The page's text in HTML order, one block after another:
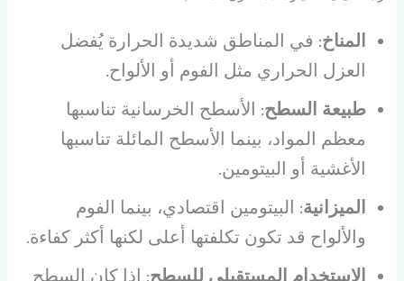
المناخ: في المناطق شديدة الحرارة يُفضل
العزل الحراري مثل الفوم أو الألواح.
طبيعة السطح: الأسطح الخرسانية تناسبها
معظم المواد، بينما الأسطح المائلة تناسبها
الأغشية أو البيتومين.
الميزانية: البيتومين اقتصادي، بينما الفوم
والألواح قد تكون تكلفتها أعلى لكنها أكثر كفاءة.
الاستخدام المستقبلي للسطح: إذا كان السطح